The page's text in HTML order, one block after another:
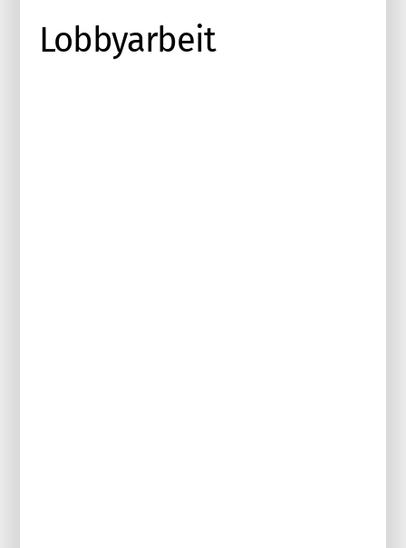
Lobbyarbeit